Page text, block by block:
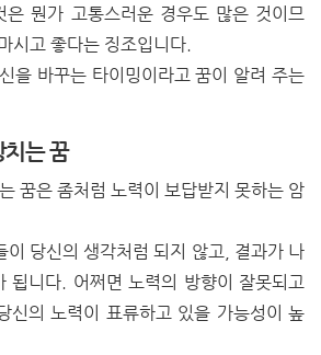
은 뭔가 고통스러운 경우도 많은 것이므
시고 좋다는 징조입니다.
을 바꾸는 타이밍이라고 꿈이 알려 주는
치는 꿈
꿈은 좀처럼 노력이 보답받지 못하는 암
이 당신의 생각처럼 되지 않고, 결과가 나
됩니다. 어쩌면 노력의 방향이 잘못되고
신의 노력이 표류하고 있을 가능성이 높